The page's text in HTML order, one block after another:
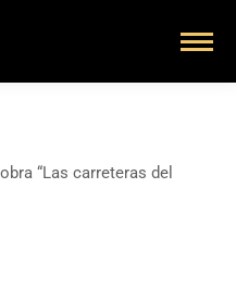
“Las carreteras del